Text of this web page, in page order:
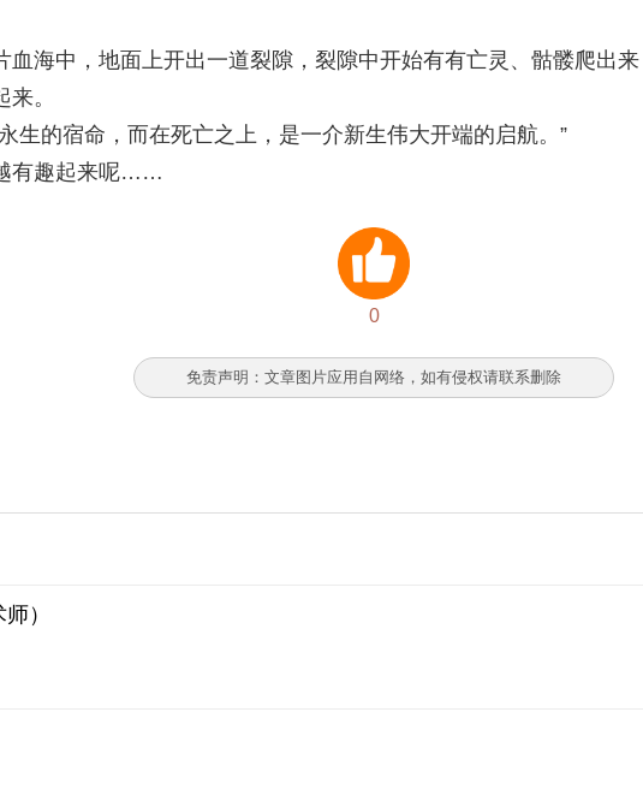
血海中，地面上开出一道裂隙，裂隙中开始有有亡灵、骷髅爬出
。
生的宿命，而在死亡之上，是一介新生伟大开端的启航。”
有趣起来呢……
0
免责声明：文章图片应用自网络，如有侵权请联系删除
）